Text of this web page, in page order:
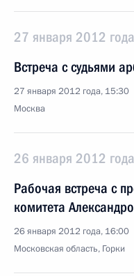
27 января 2012
Встреча с судьями
27 января 2012 года, 15:30
Москва
26 января 2012
Рабочая встреча с
комитета
26 января 2012 года, 16:00
Московская область, Горки